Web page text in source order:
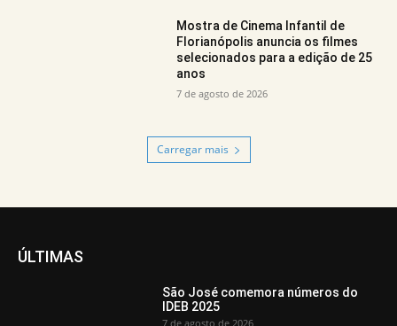
Mostra de Cinema Infantil de
Florianópolis anuncia os filmes
selecionados para a edição de 25
anos
7 de agosto de 2026
Carregar mais
ÚLTIMAS
São José comemora números do
IDEB 2025
7 de agosto de 2026